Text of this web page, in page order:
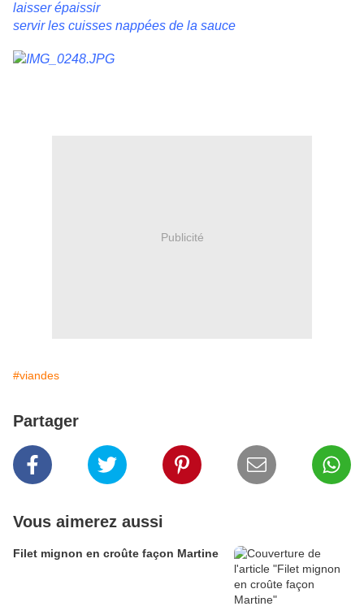
laisser épaissir
servir les cuisses nappées de la sauce
Publicité
#viandes
Partager
Vous aimerez aussi
Filet mignon en croûte façon Martine